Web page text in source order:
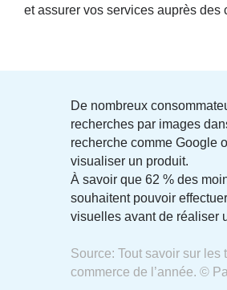
et assurer vos services auprès des
De nombreux
recherches par images
recherche comme Google
visualiser un produit.
À savoir que 62 % des
souhaitent pouvoir
visuelles avant de réaliser
Source: Tout savoir sur les
commerce de l’année. ©